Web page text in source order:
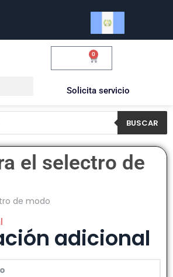
0
Solicita servicio
BUSCAR
el selectro de
de modo
adicional